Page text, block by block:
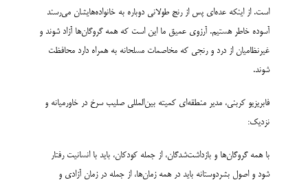
است. از اینکه عده‌ای پس از رنج طولانی دوباره به خانواده‌هایشان می‌رسند
آسوده خاطر هستیم. آرزوی عمیق ما این است که همه گروگان‌ها آزاد شوند و
غیرنظامیان از درد و رنجی که مخاصمات مسلحانه به همراه دارد محافظت
شوند.
فابریزیو کربنی، مدیر منطقه‌ای کمیته بین‌المللی صلیب سرخ در خاورمیانه و
نزدیک:
با همه گروگان‌ها و بازداشت‌شدگان، از جمله کودکان، باید با انسانیت رفتار
شود و اصول بشردوستانه باید در همه زمان‌ها، از جمله در زمان آزادی و